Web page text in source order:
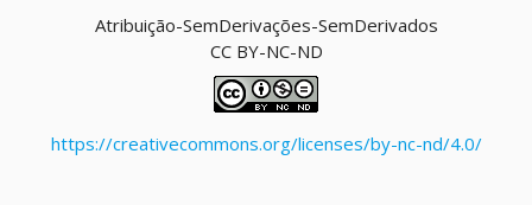
Atribuição-SemDerivações-SemDerivados
CC BY-NC-ND
https://creativecommons.org/licenses/by-nc-nd/4.0/
como criar e estilizar formulários.